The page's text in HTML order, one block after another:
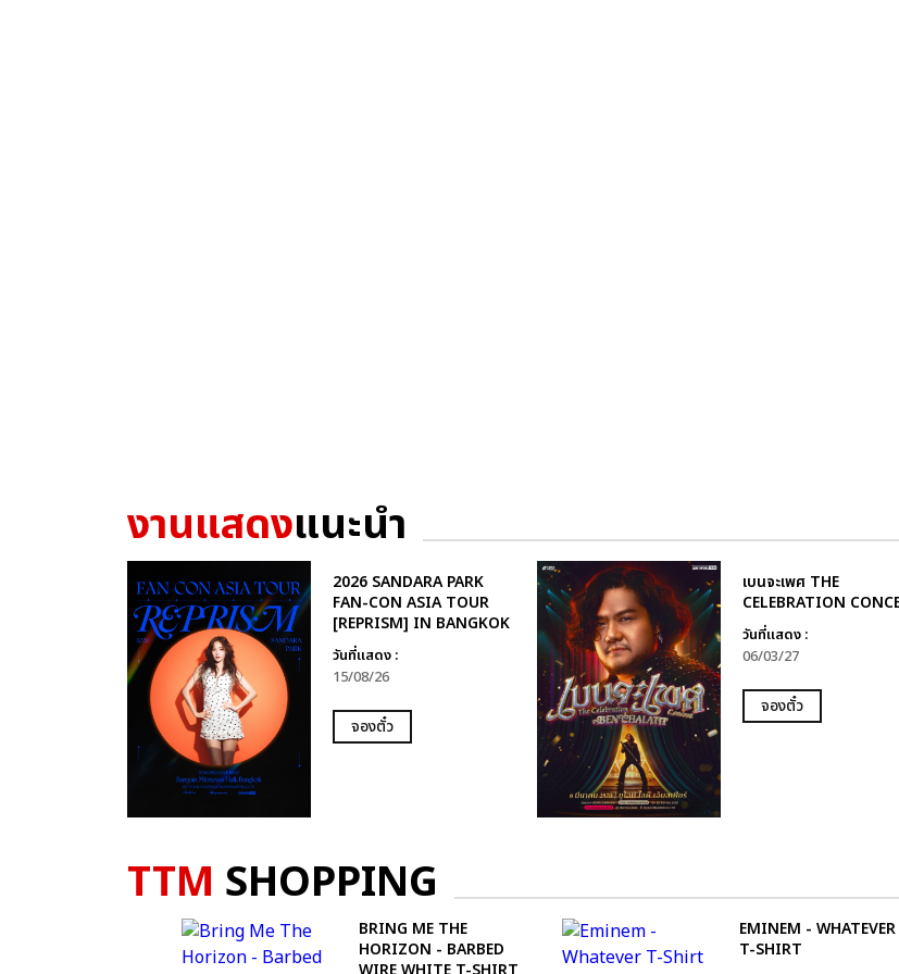
งานแสดงแนะนำ
2026 SANDARA PARK
FAN-CON ASIA TOUR
[REPRISM] IN BANGKOK
วันที่แสดง :
15/08/26
จองตั๋ว
เบนจะเพศ THE
CELEBRATION
วันที่แสดง :
06/03/27
จองตั๋ว
TTM SHOPPING
BRING ME THE
HORIZON - BARBED
EMINEM - WHATEVER
T-SHIRT